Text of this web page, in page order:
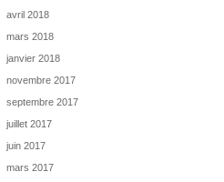
avril 2018
mars 2018
janvier 2018
novembre 2017
septembre 2017
juillet 2017
juin 2017
mars 2017